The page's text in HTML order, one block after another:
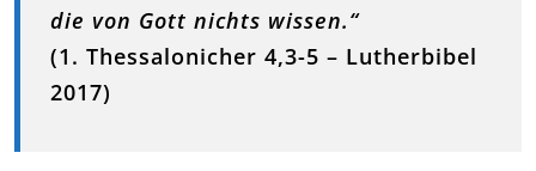
die von Gott nichts wissen.“
(1. Thessalonicher 4,3-5 – Lutherbibel
2017)